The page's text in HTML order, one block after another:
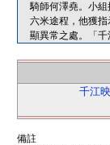
騎師何澤堯。小
六米途程，他獲
顯異常之處。「千
千江
備註